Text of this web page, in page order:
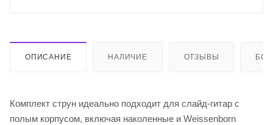
ОПИСАНИЕ НАЛИЧИЕ ОТЗЫВЫ
Комплект струн идеально подходит для слайд-гитар с
полым корпусом, включая наколенные и Weissenborn